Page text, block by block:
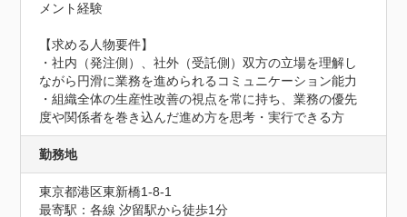
メント経験
【求める人物要件】
・社内（発注側）、社外（受託側）双方の立場を理解し
ながら円滑に業務を進められるコミュニケーション能力
・組織全体の生産性改善の視点を常に持ち、業務の優先
度や関係者を巻き込んだ進め方を思考・実行できる方
勤務地
東京都港区東新橋1-8-1
最寄駅：各線 汐留駅から徒歩1分